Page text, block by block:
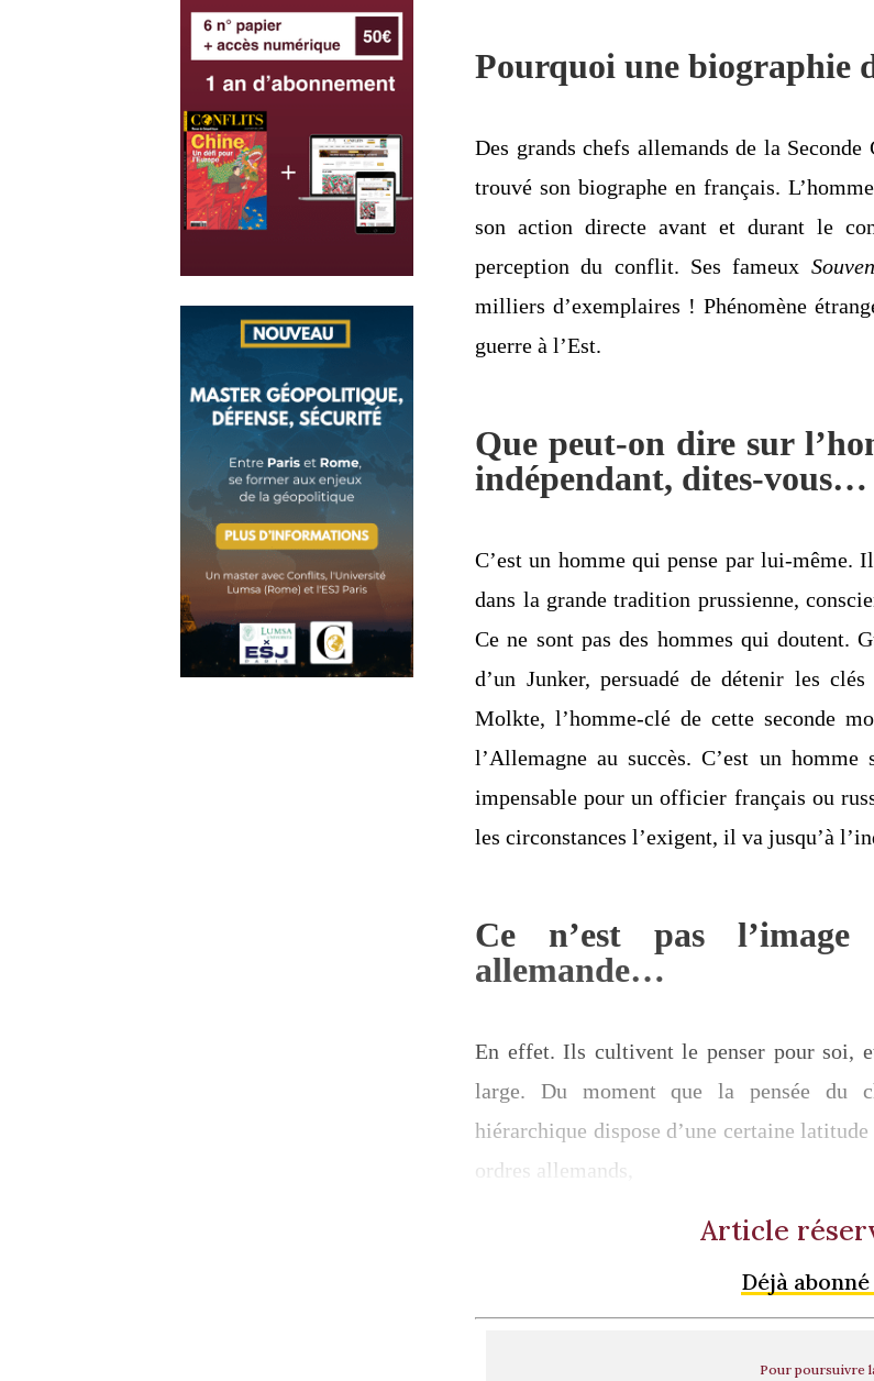
Pourquoi une biographie
Des grands chefs allemands de la
trouvé son biographe en français.
son action directe avant et durant le
perception du conflit. Ses fameux
milliers d’exemplaires ! Phénomène
guerre à l’Est.
Que peut-on dire sur
indépendant, dites-vous…
C’est un homme qui pense par lui-
dans la grande tradition prussienne,
Ce ne sont pas des hommes qui doutent.
d’un Junker, persuadé de détenir les
Molkte, l’homme-clé de cette seconde
l’Allemagne au succès. C’est un
impensable pour un officier français ou
les circonstances l’exigent, il va jusqu’à
Ce n’est pas
allemande…
En effet. Ils cultivent le penser pour soi,
large. Du moment que la pensée du
hiérarchique dispose d’une certaine
ordres allemands,
Article
Déjà
Pour poursuivre